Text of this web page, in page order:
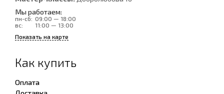
Мы работаем:
пн-сб: 09:00 — 18:00
вс:
11:00 — 13:00
Показать на карте
Как купить
Оплата